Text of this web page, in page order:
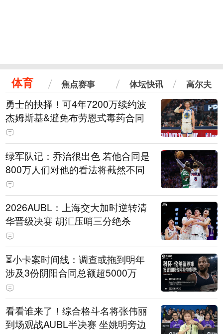
体育 焦点赛事 体坛快讯 高尔夫
勇士的抉择！可4年7200万续约波
杰姆斯基&避免布劳恩式毒药合同
绿军队记：乔治很出色 若他合同是
800万人们对他的看法将截然不同
2026AUBL：上海交大加时逆转清
华晋级决赛 胡汇压哨三分绝杀
⏳️小卡案时间线：调查或拖到明年
涉及3份阴阳合同总额超5000万
看看谁来了！综合格斗名将张伟丽
到场观战AUBL半决赛 坐姚明旁边